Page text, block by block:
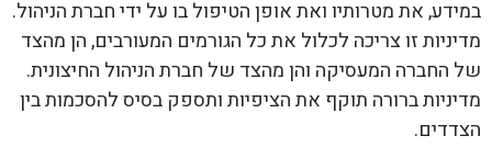
במידע, את מטרותיו ואת אופן הטיפול בו על ידי חברת הניהול.
מדיניות זו צריכה לכלול את כל הגורמים המעורבים, הן מהצד
של החברה המעסיקה והן מהצד של חברת הניהול החיצונית.
מדיניות ברורה תוקף את הציפיות ותספק בסיס להסכמות בין
הצדדים.